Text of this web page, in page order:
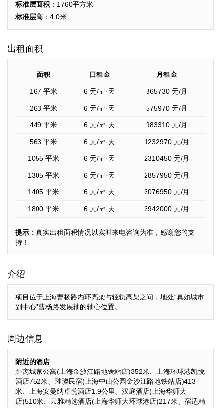
标准层面积 ：1760平方米
标准层高 ：4.0米
出租面积
面积 日租金 月租金
167 平米 6 元/㎡·天 365730 元/月
263 平米 6 元/㎡·天 575970 元/月
449 平米 6 元/㎡·天 983310 元/月
563 平米 6 元/㎡·天 1232970 元/月
1055 平米 6 元/㎡·天 2310450 元/月
1305 平米 6 元/㎡·天 2857950 元/月
1405 平米 6 元/㎡·天 3076950 元/月
1800 平米 6 元/㎡·天 3942000 元/月
提示 ：真实出租面积情况以实时来电咨询为准，感谢您的支
持！
介绍
项目位于上海曹杨路内环高架与轻轨高架之间，地处“真如城市
副中心”曹杨路发展轴的轴心位置。
周边信息
附近的酒店
距离城家公寓(上海金沙江路地铁站店)352米、上海环球港凯悦
酒店752米、璀璨民宿(上海中山公园金沙江路地铁站店)413
米、上海安曼纳卓悦酒店1.9公里、汉庭酒店(上海华师大
店)510米、云雅精选酒店(上海华师大环球港店)217米、宿适精